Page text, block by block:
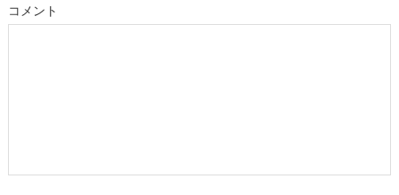
コメント